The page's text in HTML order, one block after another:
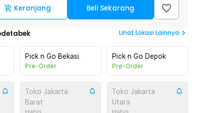
Keranjang Beli Sekarang
Lihat Lokasi Lainnya
Pick n Go Bekasi
Pre-Order
Pick n Go Depok
Pre-Order
Toko Jakarta
Barat
Toko Jakarta
Utara